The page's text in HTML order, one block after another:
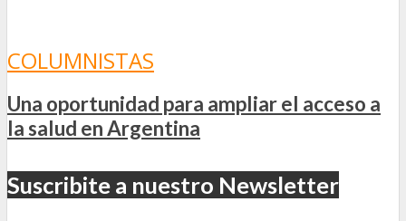
COLUMNISTAS
Una oportunidad para ampliar el acceso a
la salud en Argentina
Suscribite a nuestro Newsletter